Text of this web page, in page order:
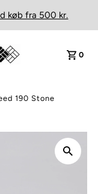
køb fra 500 kr.
0
190 Stone